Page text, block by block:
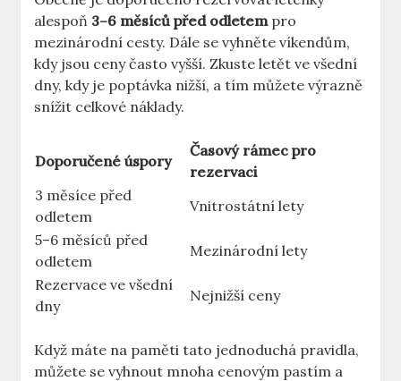
alespoň 3–6 měsíců před odletempro
mezinárodní cesty. Dále se vyhněte víkendům,
kdy jsou ceny často vyšší. Zkuste letět ve všední
dny, kdy je poptávka nižší, a tím můžete výrazně
snížit celkové náklady.
Doporučené úspory
Časový rámec pro
rezervaci
3 měsíce před
odletem
Vnitrostátní lety
5–6 měsíců před
odletem
Mezinárodní lety
Rezervace ve všední
dny
Nejnižší ceny
Když máte na paměti tato jednoduchá pravidla,
můžete se vyhnout mnoha cenovým pastím a